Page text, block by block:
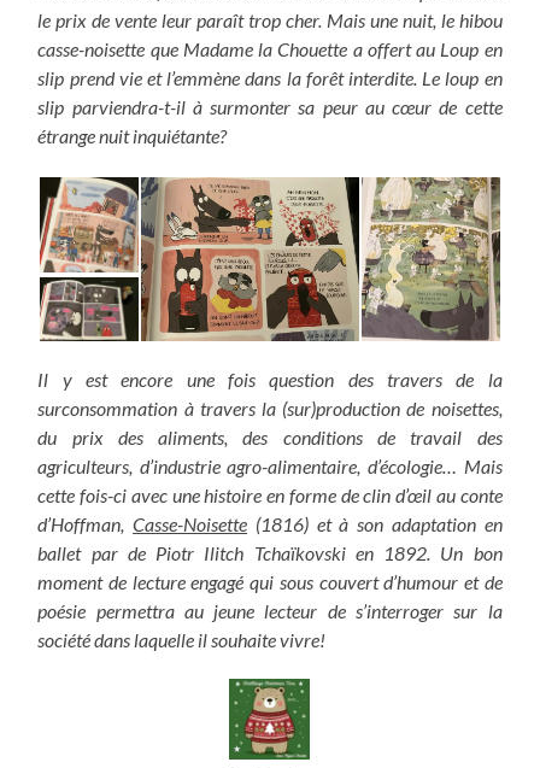
le prix de vente leur paraît trop cher. Mais une nuit, le hibou
casse-noisette que Madame la Chouette a offert au Loup en
slip prend vie et l’emmène dans la forêt interdite. Le loup en
slip parviendra-t-il à surmonter sa peur au cœur de cette
étrange nuit inquiétante?
Il y est encore une fois question des travers de la
surconsommation à travers la (sur)production de noisettes,
du prix des aliments, des conditions de travail des
agriculteurs, d’industrie agro-alimentaire, d’écologie… Mais
cette fois-ci avec une histoire en forme de clin d’œil au conte
d’Hoffman,Casse-Noisette (1816) et à son adaptation en
ballet par de Piotr Ilitch Tchaïkovskien 1892. Un bon
moment de lecture engagé qui sous couvert d’humour et de
poésie permettra au jeune lecteur de s’interroger sur la
société dans laquelle il souhaite vivre!